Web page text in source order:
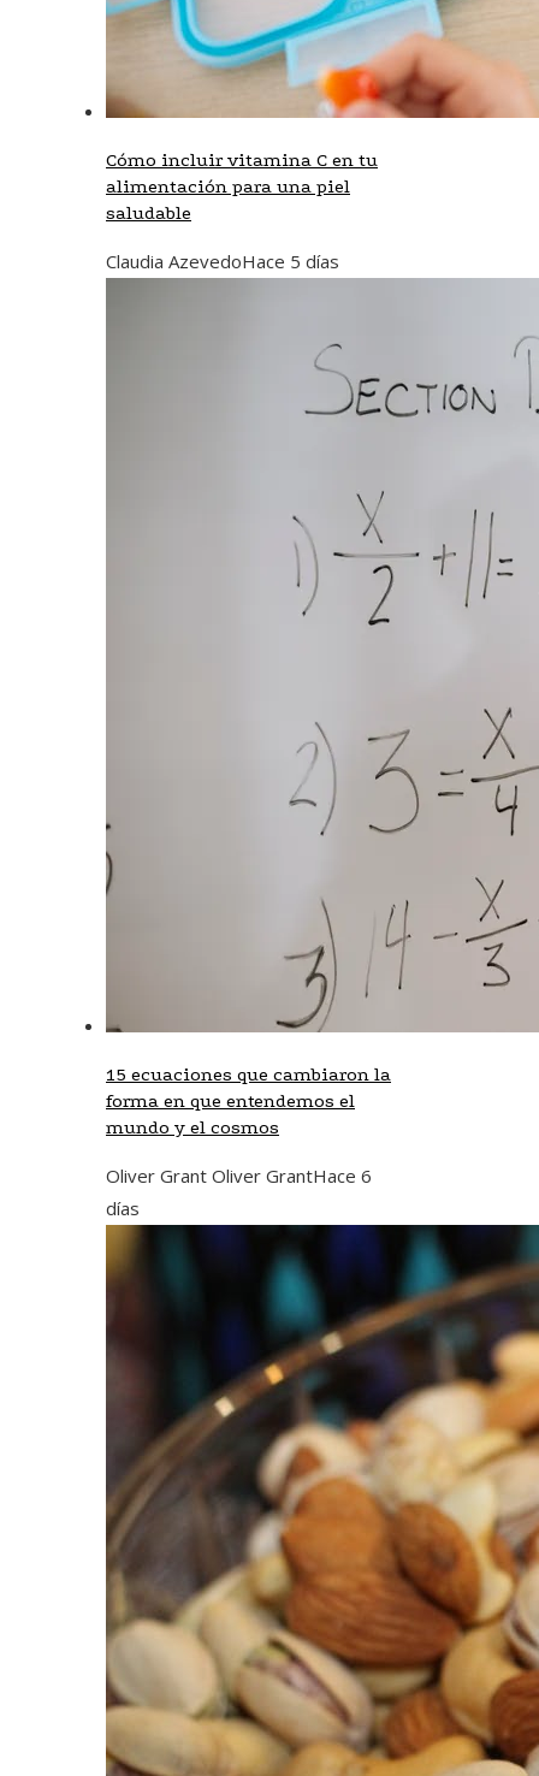
Cómo incluir vitamina C en tu
alimentación para una piel
saludable
Claudia AzevedoHace 5 días
15 ecuaciones que cambiaron la
forma en que entendemos el
mundo y el cosmos
Oliver Grant Oliver GrantHace 6
días